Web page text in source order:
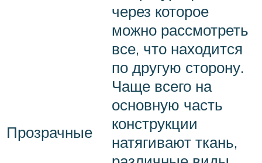
Прозрачные
через которое
можно рассмотреть
все, что находится
по другую сторону.
Чаще всего на
основную часть
конструкции
натягивают ткань,